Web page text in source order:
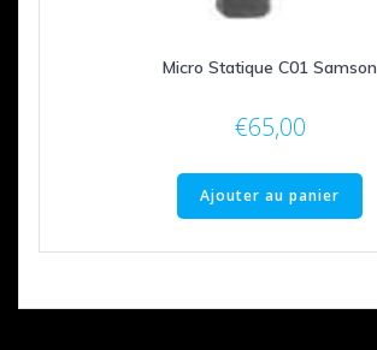
Micro Statique C01 Samson
€65,00
Ajouter au panier